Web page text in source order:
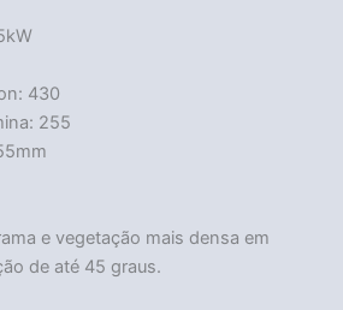
430
255
e vegetação mais densa em
de até 45 graus.